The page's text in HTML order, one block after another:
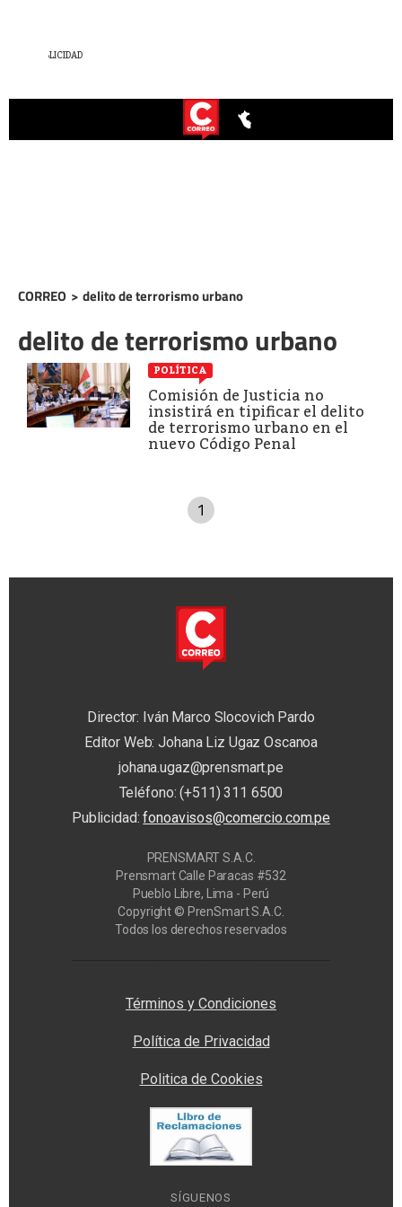
CORREO > delito de terrorismo urbano
delito de terrorismo urbano
POLÍTICA
Comisión de Justicia no
insistirá en tipificar el delito
de terrorismo urbano en el
nuevo Código Penal
1
Director: Iván Marco Slocovich Pardo
Editor Web: Johana Liz Ugaz Oscanoa
johana.ugaz@prensmart.pe
Teléfono: (+511) 311 6500
Publicidad:fonoavisos@comercio.com.pe
PRENSMART S.A.C.
Prensmart Calle Paracas #532
Pueblo Libre, Lima - Perú
Copyright © PrenSmart S.A.C.
Todos los derechos reservados
Términos y Condiciones
Política de Privacidad
Politica de Cookies
SÍGUENOS